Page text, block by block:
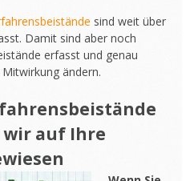
sind weit über
Damit sind aber noch
erfasst und genau
ändern.
wir auf Ihre